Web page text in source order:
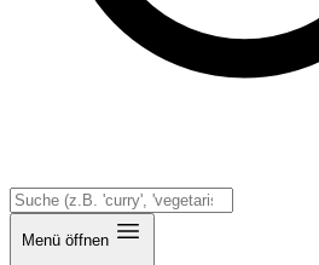
Menü öffnen